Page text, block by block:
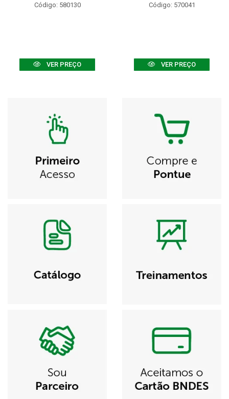
Código: 580130
VER PREÇO
Código: 570041
VER PREÇO